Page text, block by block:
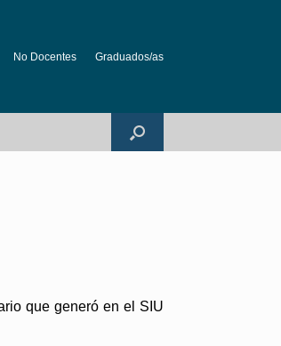
No Docentes Graduados/as
que generó en el SIU